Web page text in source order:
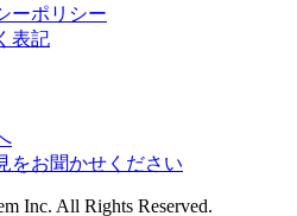
ーポリシー
表記
をお聞かせください
Inc. All Rights Reserved.